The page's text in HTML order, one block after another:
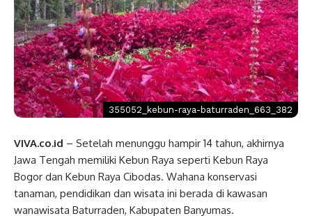
355052_kebun-raya-baturraden_663_382
VIVA.co.id – Setelah menunggu hampir 14 tahun, akhirnya
Jawa Tengah memiliki Kebun Raya seperti Kebun Raya
Bogor dan Kebun Raya Cibodas. Wahana konservasi
tanaman, pendidikan dan wisata ini berada di kawasan
wanawisata Baturraden, Kabupaten Banyumas.